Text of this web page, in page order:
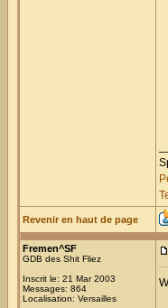
Revenir en haut de page
Fremen^SF
GDB des Shit Fliez
Inscrit le: 21 Mar 2003
Messages: 864
Localisation: Versailles